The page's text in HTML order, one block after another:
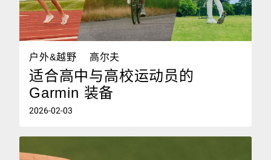
户外&越野 高尔夫
适合高中与高校运动员的
Garmin 装备
2026-02-03